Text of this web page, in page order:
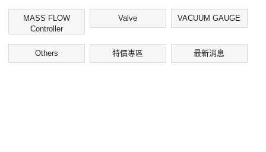
MASS FLOW
Controller
Valve VACUUM GAUGE
Others 特價專區 最新消息